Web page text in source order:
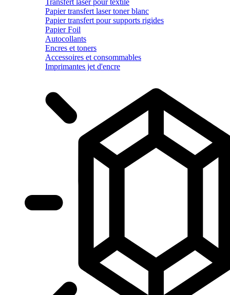
Papier transfert laser toner blanc
Papier transfert pour supports rigides
Papier Foil
Autocollants
Encres et toners
Accessoires et consommables
Imprimantes jet d'encre